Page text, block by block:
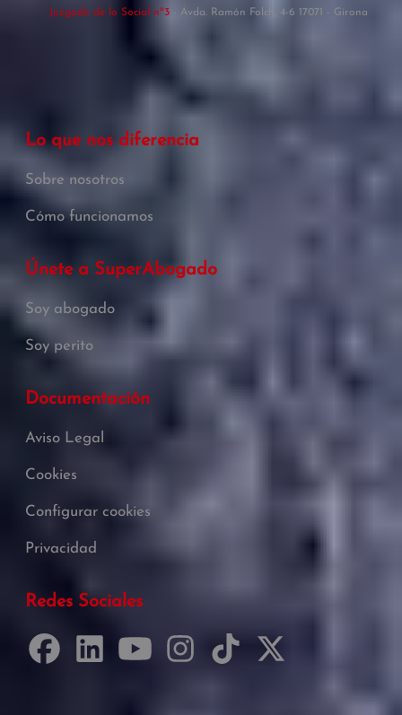
Juzgado de lo Social nº3 - Avda. Ramón Folch, 4-6 17071 - Girona
Lo que nos diferencia
Sobre nosotros
Cómo funcionamos
Únete a SuperAbogado
Soy abogado
Soy perito
Documentación
Aviso Legal
Cookies
Configurar cookies
Privacidad
Redes Sociales